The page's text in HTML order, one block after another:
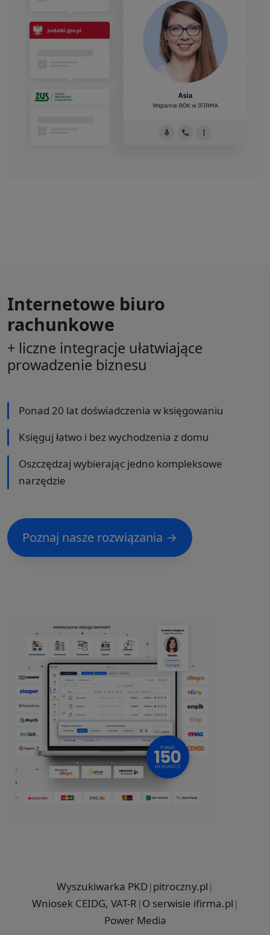
Internetowe biuro
rachunkowe
+ liczne integracje ułatwiające
prowadzenie biznesu
Ponad 20 lat doświadczenia w księgowaniu
Księguj łatwo i bez wychodzenia z domu
Oszczędzaj wybierając jedno kompleksowe
narzędzie
Poznaj nasze rozwiązania →
Wyszukiwarka PKD| pitroczny.pl |
Wniosek CEIDG, VAT-R | O serwisie ifirma.pl |
Power Media